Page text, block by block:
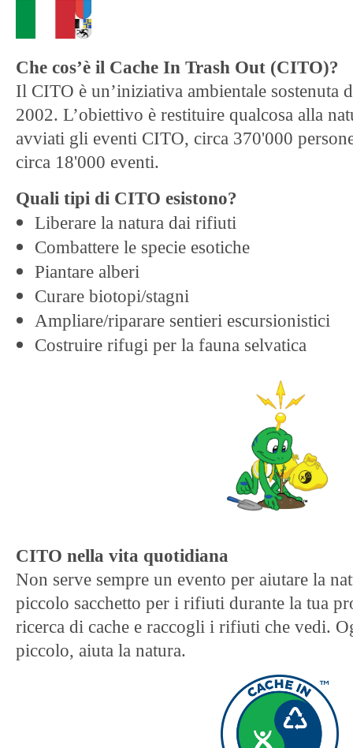
Che cos’è il Cache In Trash Out (CITO)?
Il CITO è un’iniziativa ambientale sostenuta
2002. L’obiettivo è restituire qualcosa alla
avviati gli eventi CITO, circa 370'000
circa 18'000 eventi.
Quali tipi di CITO esistono?
Liberare la natura dai rifiuti
Combattere le specie esotiche
Piantare alberi
Curare biotopi/stagni
Ampliare/riparare sentieri escursionistici
Costruire rifugi per la fauna selvatica
CITO nella vita quotidiana
Non serve sempre un evento per aiutare la
piccolo sacchetto per i rifiuti durante la tua
ricerca di cache e raccogli i rifiuti che vedi.
piccolo, aiuta la natura.